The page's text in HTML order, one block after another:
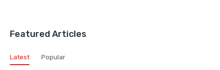
Featured Articles
Latest Popular